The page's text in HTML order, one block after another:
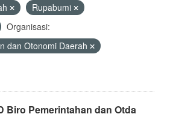
Rupabumi
Organisasi:
dan Otonomi Daerah
Biro Pemerintahan dan Otda